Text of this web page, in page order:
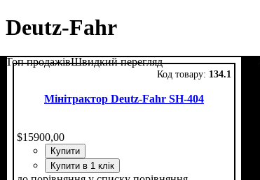
Deutz-Fahr
Топ продажівШвидкий перегляд
134.1
Мінітрактор Deutz-Fahr SH-404
$15900,00
Купити
Купити в 1 клік